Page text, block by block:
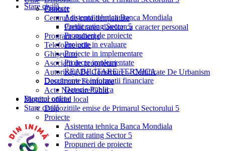
Stare civilă
Proiecte
Asistenta tehnica Banca Mondiala
Credit rating Sector 5
Propuneri de proiecte
Proiecte in evaluare
Proiecte in implementare
Proiecte implementate
REABILITARE TERMICA
Documente si informatii financiare
Datorie Publica
Bugetul online
Stare civilă
Contact
Centrul de confidențialitate
Prelucrarea datelor cu caracter personal
Program audiențe
Telefoane utile
Ghișeul.ro
Asociații de proprietari
Autorizații De Construire – Certificate De Urbanism
Descărcare Formulare
Acte Necesare/Ghid
Monitor oficial local
Dispozitiile emise de Primarul Sectorului 5
Proiecte
Asistenta tehnica Banca Mondiala
Credit rating Sector 5
Propuneri de proiecte